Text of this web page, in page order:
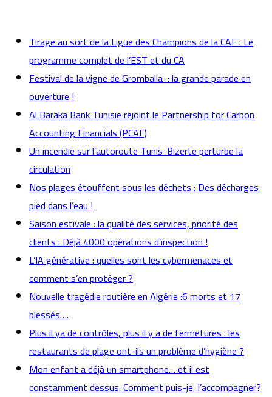
Tirage au sort de la Ligue des Champions de la CAF : Le
programme complet de l’EST et du CA
Festival de la vigne de Grombalia : la grande parade en
ouverture !
Al Baraka Bank Tunisie rejoint le Partnership for Carbon
Accounting Financials (PCAF)
Un incendie sur l’autoroute Tunis-Bizerte perturbe la
circulation
Nos plages étouffent sous les déchets : Des décharges
pied dans l’eau !
Saison estivale : la qualité des services, priorité des
clients : Déjà 4000 opérations d’inspection !
L’IA générative : quelles sont les cybermenaces et
comment s’en protéger ?
Nouvelle tragédie routière en Algérie :6 morts et 17
blessés….
Plus il ya de contrôles, plus il y a de fermetures : les
restaurants de plage ont-ils un problème d’hygiène ?
Mon enfant a déjà un smartphone… et il est
constamment dessus. Comment puis-je l’accompagner?